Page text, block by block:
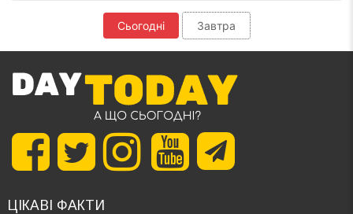
Сьогодні Завтра
ЦІКАВІ ФАКТИ